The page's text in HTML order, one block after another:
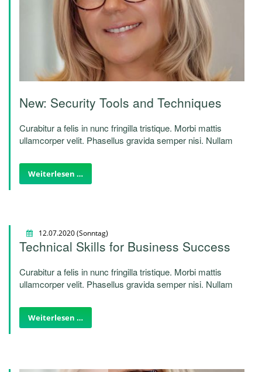
New: Security Tools and Techniques
Curabitur a felis in nunc fringilla tristique. Morbi mattis
ullamcorper velit. Phasellus gravida semper nisi. Nullam
eget, semper nec, quam. Sed hendrerit. Morbi ac felis.
Nunc egestas, augue at pellentesque laoreet.
Weiterlesen …
12.07.2020(Sonntag)
Technical Skills for Business Success
Curabitur a felis in nunc fringilla tristique. Morbi mattis
ullamcorper velit. Phasellus gravida semper nisi. Nullam
eget, semper nec, quam. Sed hendrerit. Morbi ac felis.
Morbi mattis ullamcorper velit. Nunc egestas, augue at
Weiterlesen …